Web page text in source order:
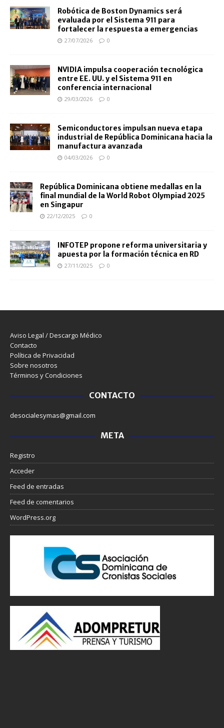
Robótica de Boston Dynamics será
evaluada por el Sistema 911 para
fortalecer la respuesta a emergencias
27/07/2026 0
NVIDIA impulsa cooperación tecnológica
entre EE. UU. y el Sistema 911 en
conferencia internacional
29/03/2026 0
Semiconductores impulsan nueva etapa
industrial de República Dominicana hacia la
manufactura avanzada
04/03/2026 0
República Dominicana obtiene medallas en la
final mundial de la World Robot Olympiad 2025
en Singapur
22/12/2025 0
INFOTEP propone reforma universitaria y
apuesta por la formación técnica en RD
27/11/2025 0
Aviso Legal / Descargo Médico
Contacto
Política de Privacidad
Sobre nosotros
Términos y Condiciones
CONTACTO
desocialesymas@gmail.com
META
Registro
Acceder
Feed de entradas
Feed de comentarios
WordPress.org